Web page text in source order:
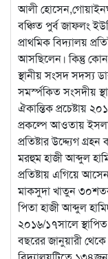
আলী
বঞ্চিত পুর্ব জাফলং
প্রাথমিক বিদ্যালয়
আসছিলেন। কিন্তু
স্থানীয় সংসদ সদস্য
সমর্স্পকিত সংসদীয়
ঐকান্তিক প্রচেষ্টায়
প্রকল্পে আওতায়
প্রতিষ্টার উদ্দ্যেগ
মরহুম হাজী আব্দুল
প্রতিষ্টায় এগিয়ে
মাকসুদা খাতুন
পিতা হাজী আব্দুল
২০১৬/১৭সালে
বছরের জানুয়ারী